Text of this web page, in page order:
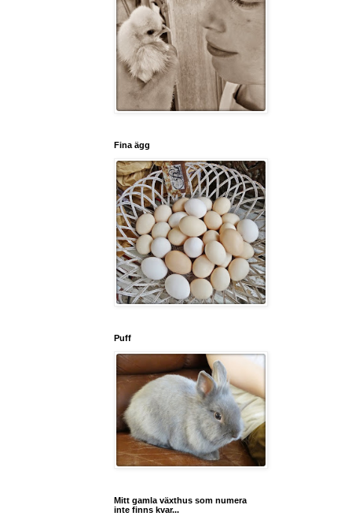
Fina ägg
Puff
Mitt gamla växthus som numera
inte finns kvar...